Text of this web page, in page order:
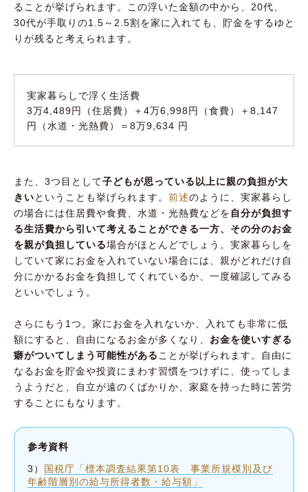
ることが挙げられます。この浮いた金額の中から、20代、
30代が手取りの1.5～2.5割を家に入れても、貯金をするゆと
りが残ると考えられます。
実家暮らしで浮く生活費
3万4,489円（住居費）＋4万6,998円（食費）＋8,147
円（水道・光熱費）＝8万9,634 円
また、3つ目として子どもが思っている以上に親の負担が大
きいということも挙げられます。 前述のように、実家暮らし
の場合には住居費や食費、水道・光熱費などを 自分が負担す
る生活費から引いて考えることができる一方、その分のお金
を親が負担している場合がほとんどでしょう。実家暮らしを
していて家にお金を入れていない場合には、親がどれだけ自
分にかかるお金を負担してくれているか、一度確認してみる
といいでしょう。
さらにもう1つ。家にお金を入れないか、入れても非常に低
額にすると、自由になるお金が多くなり、 お金を使いすぎる
癖がついてしまう可能性がある ことが挙げられます。自由に
なるお金を貯金や投資にまわす習慣をつけずに、使ってしま
うようだと、自立が遠のくばかりか、家庭を持った時に苦労
することにもなります。
参考資料
3）
国税庁「標本調査結果第10表 事業所規模別及び
年齢階層別の給与所得者数・給与額」